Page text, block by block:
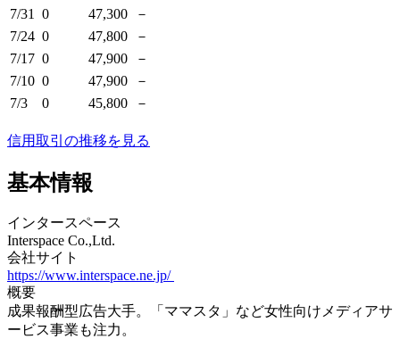
7/31
0 47,300
－
7/24 0 47,800
－
7/17 0 47,900
－
7/10 0 47,900
－
7/3
0 45,800 －
信用取引の推移を見る
基本情報
インタースペース
Interspace Co.,Ltd.
会社サイト
https://www.interspace.ne.jp/
概要
成果報酬型広告大手。「ママスタ」など女性向けメディアサ
ービス事業も注力。